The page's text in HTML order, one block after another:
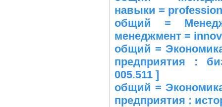
навыки =
общий =
менеджмент =
общий =
предприятия :
005.511 ]
общий =
предприятия :